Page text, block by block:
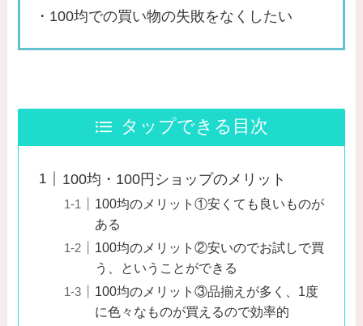
・100均での買い物の失敗をなくしたい
タップできる目次
100均・100円ショップのメリット
100均のメリット①安くても良いものが
ある
100均のメリット②安いのでお試しで買
う、ということができる
100均のメリット③品揃えが多く、1度
に色々なものが買えるので効率的